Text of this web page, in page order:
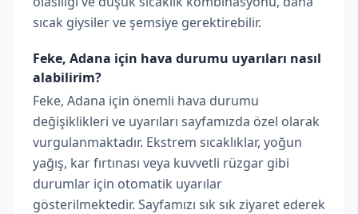
sıcak giysiler ve şemsiye gerektirebilir.
Feke, Adana için hava durumu uyarıları nasıl
alabilirim?
Feke, Adana için önemli hava durumu
değişiklikleri ve uyarıları sayfamızda özel olarak
vurgulanmaktadır. Ekstrem sıcaklıklar, yoğun
yağış, kar fırtınası veya kuvvetli rüzgar gibi
durumlar için otomatik uyarılar
gösterilmektedir. Sayfamızı sık sık ziyaret ederek